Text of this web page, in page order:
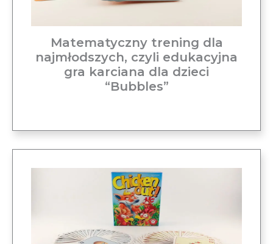
Matematyczny trening dla
najmłodszych, czyli edukacyjna
gra karciana dla dzieci
“Bubbles”